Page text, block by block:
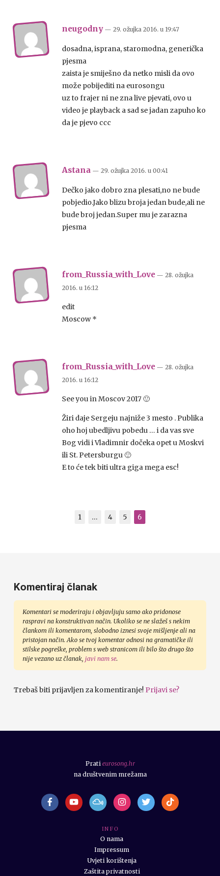
neugodny — 29. ožujka 2016. u 19:47
dosadna, isprana, staromodna, generička
pjesma
zaista je smiješno da netko misli da ovo
može pobijediti na eurosongu
uz to frajer ni ne zna live pjevati, ovo u
video je playback a sad se jadan zapuho ko
da je pjevo ccc
Astana — 29. ožujka 2016. u 00:41
Dečko jako dobro zna plesati,no ne bude
pobjedio.Jako blizu broja jedan bude,ali ne
bude broj jedan.Super mu je zarazna
pjesma
from_Russia_with_Love — 28. ožujka
2016. u 16:12
edit
Moscow *
from_Russia_with_Love — 28. ožujka
2016. u 16:12
See you in Moscov 2017 🙂
Žiri daje Sergeju najniže 3 mesto . Publika
oho hoj ubedljivu pobedu … i da vas sve
Bog vidi i Vladimnir dočeka opet u Moskvi
ili St. Petersburgu 🙂
E to će tek biti ultra giga mega esc!
1 … 4 5 6
Komentiraj članak
Komentari se moderiraju i objavljuju samo ako pridonose
raspravi na konstruktivan način. Ukoliko se ne slažeš s nekim
člankom ili komentarom, slobodno iznesi svoje mišljenje ali na
pristojan način. Ako se tvoj komentar odnosi na gramatičke ili
stilske pogreške, problem s web stranicom ili bilo što drugo što
nije vezano uz članak, javi nam se.
Trebaš biti prijavljen za komentiranje! Prijavi se?
I N F O
O nama
Impressum
Uvjeti korištenja
Zaštita privatnosti
Prati eurosong.hr
na društvenim mrežama